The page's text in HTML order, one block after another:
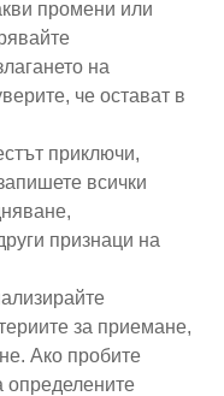
промени или
на
че остават в
приключи,
всички
признаци на
за приемане,
Ако пробите
определените